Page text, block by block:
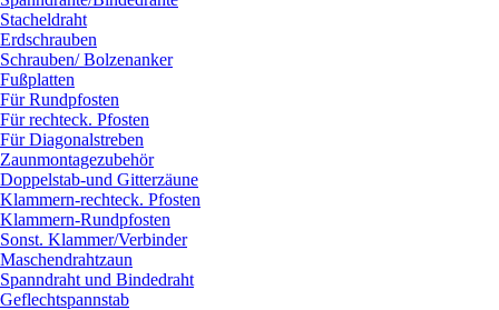
Stacheldraht
Erdschrauben
Schrauben/Bolzenanker
Fußplatten
Für Rundpfosten
Für rechteck. Pfosten
Für Diagonalstreben
Zaunmontagezubehör
Doppelstab-und Gitterzäune
Klammern-rechteck. Pfosten
Klammern-Rundpfosten
Sonst. Klammer/Verbinder
Maschendrahtzaun
Spanndraht und Bindedraht
Geflechtspannstab